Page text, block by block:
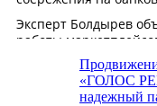
«ГОЛОС
надежный